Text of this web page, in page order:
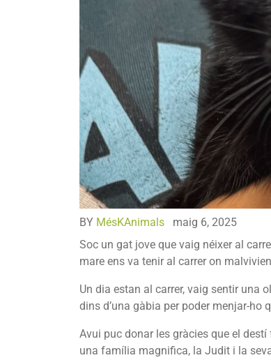
BY MésKAnimals
maig 6, 2025
Soc un gat jove que vaig néixer al
mare ens va tenir al carrer on
Un dia estan al carrer, vaig sentir una
dins d’una gàbia per poder menjar-ho
Avui puc donar les gràcies que el
una família magnifica, la Judit i la